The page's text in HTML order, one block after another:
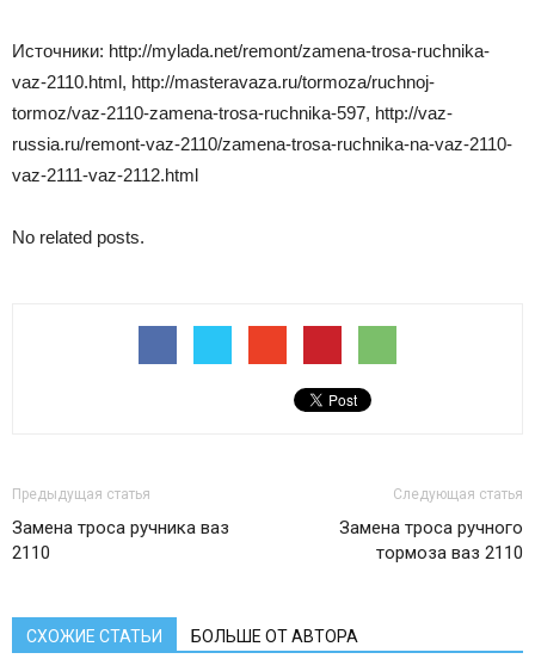
Источники: http://mylada.net/remont/zamena-trosa-ruchnika-
vaz-2110.html, http://masteravaza.ru/tormoza/ruchnoj-
tormoz/vaz-2110-zamena-trosa-ruchnika-597, http://vaz-
russia.ru/remont-vaz-2110/zamena-trosa-ruchnika-na-vaz-2110-
vaz-2111-vaz-2112.html
No related posts.
Предыдущая статья
Замена троса ручника ваз
2110
Следующая статья
Замена троса ручного
тормоза ваз 2110
СХОЖИЕ СТАТЬИ БОЛЬШЕ ОТ АВТОРА